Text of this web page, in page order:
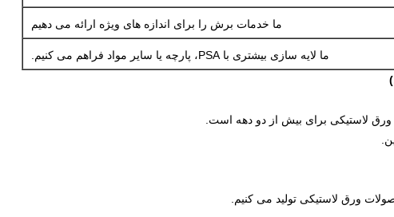
ما خدمات برش را برای اندازه های ویژه ارائه می دهیم
ما لایه سازی بیشتری با PSA، پارچه یا سایر مواد فراهم می کنیم.